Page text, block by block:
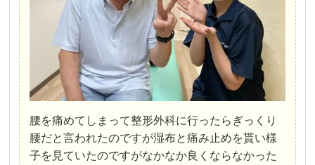
腰を痛めてしまって整形外科に行ったらぎっくり
腰だと言われたのですが湿布と痛み止めを貰い様
子を見ていたのですがなかなか良くならなかった